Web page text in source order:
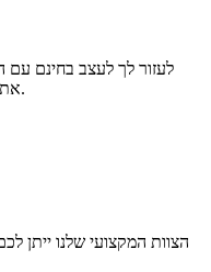
לעזור לך לעצב בחינם עם
את המותג והשוק שלך, לזכות ביותר עסקים.
הצוות המקצועי שלנו ייתן